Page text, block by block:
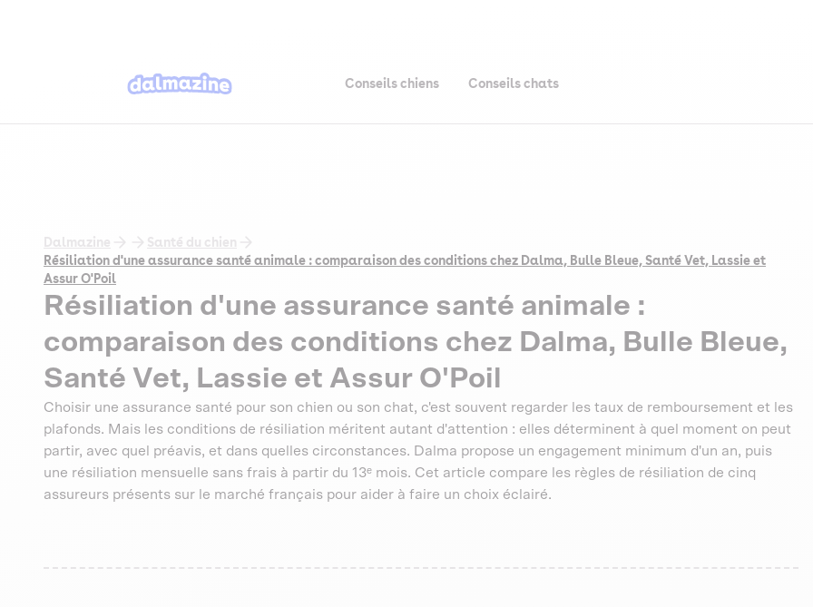
Conseils chiens Conseils chats
Dalmazine
Santé du chien
Résiliation d'une assurance santé animale : comparaison des conditions chez Dalma, Bulle Bleue, Santé Vet, Lassie et
Assur O'Poil
Résiliation d'une assurance santé animale :
comparaison des conditions chez Dalma, Bulle Bleue,
Santé Vet, Lassie et Assur O'Poil
Choisir une assurance santé pour son chien ou son chat, c'est souvent regarder les taux de remboursement et les
plafonds. Mais les conditions de résiliation méritent autant d'attention : elles déterminent à quel moment on peut
partir, avec quel préavis, et dans quelles circonstances. Dalma propose un engagement minimum d'un an, puis
une résiliation mensuelle sans frais à partir du 13ᵉ mois. Cet article compare les règles de résiliation de cinq
assureurs présents sur le marché français pour aider à faire un choix éclairé.